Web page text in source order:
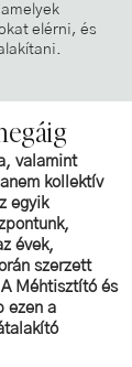
elérni, és
valamint
kollektív
egyik
évek,
szerzett
Méhtisztító és
ezen a